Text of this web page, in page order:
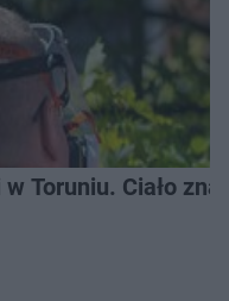
Toruniu. Ciało